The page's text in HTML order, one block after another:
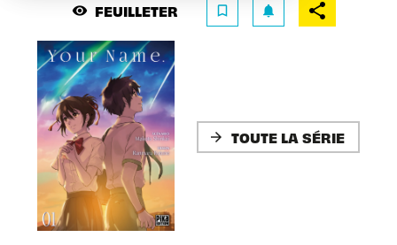
visibility FEUILLETER bookmark_border notifications
arrow_forward TOUTE LA SÉRIE